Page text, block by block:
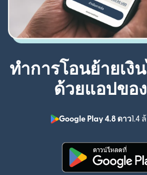
ทำการโอนย้ายเงิ
ด้วยแอปของ
Google Play 4.8 ดาว1.4